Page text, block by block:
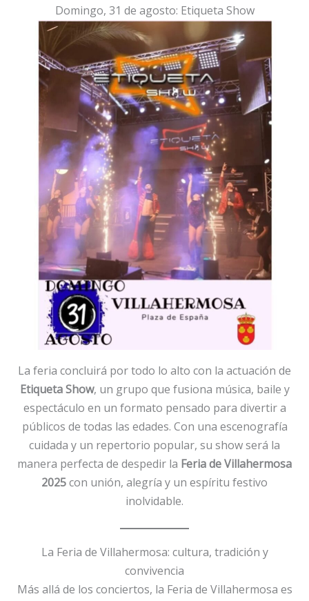
Domingo, 31 de agosto: Etiqueta Show
La feria concluirá por todo lo alto con la actuación de
Etiqueta Show, un grupo que fusiona música, baile y
espectáculo en un formato pensado para divertir a
públicos de todas las edades. Con una escenografía
cuidada y un repertorio popular, su show será la
manera perfecta de despedir la Feria de Villahermosa
2025con unión, alegría y un espíritu festivo
inolvidable.
La Feria de Villahermosa: cultura, tradición y
convivencia
Más allá de los conciertos, la Feria de Villahermosa es